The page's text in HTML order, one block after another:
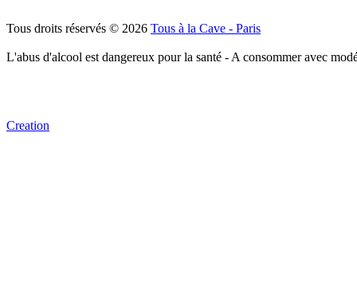
Tous droits réservés © 2026 Tous à la Cave - Paris
L'abus d'alcool est dangereux pour la santé - A consommer avec
Creation